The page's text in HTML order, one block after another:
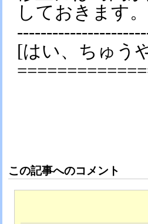
しておきます
[はい、ちゅう
この記事へのコメント